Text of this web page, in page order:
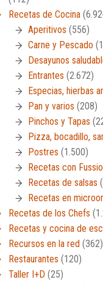
Recetas de Cocina
Aperitivos (556)
Carne y Pescado
Desayunos
Entrantes (2.672)
Especias, hierbas
Pan y varios (208)
Pinchos y Tapas
Pizza, bocadillo,
Postres (1.500)
Recetas con
Recetas de salsas
Recetas en
Recetas de los Chefs
Recetas y cocina de
Recursos en la red (362)
Restaurantes (120)
Taller I+D (25)